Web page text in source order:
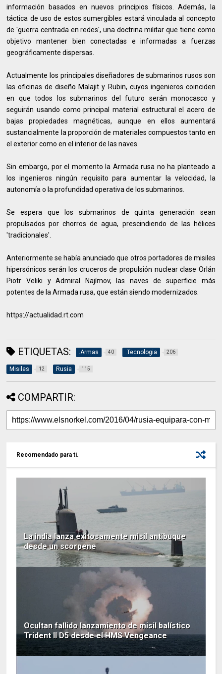
información basados en nuevos principios físicos. Además, la
táctica de uso de estos sumergibles estará vinculada al concepto
de 'guerra centrada en redes', una doctrina militar que tiene como
objetivo mantener bien conectadas e informadas a fuerzas
geográficamente dispersas.
Actualmente los principales diseñadores de submarinos rusos son
las oficinas de diseño Malajit y Rubin, cuyos ingenieros coinciden
en que todos los submarinos del futuro serán monocasco y
seguirán usando como principal material estructural el acero de
bajas propiedades magnéticas, aunque en ellos aumentará
sustancialmente la proporción de materiales compuestos tanto en
el exterior como en el interior de las naves.
Sin embargo, por el momento la Armada rusa no ha planteado a
los ingenieros ningún requisito para aumentar la velocidad, la
autonomía o la profundidad operativa de los submarinos.
Se espera que los submarinos de quinta generación sean
propulsados por chorros de agua, prescindiendo de las hélices
'tradicionales'.
Anteriormente se había anunciado que otros portadores de misiles
hipersónicos serán los cruceros de propulsión nuclear clase Orlán
Piotr Veliki y Admiral Najímov, las naves de superficie más
potentes de la Armada rusa, que están siendo modernizados.
https://actualidad.rt.com
ETIQUETAS: .Armas 40 .Tecnologia 206
Misiles 12 Rusia 115
COMPARTIR:
Recomendado para ti.
La india lanza exitosamente misil antibuque
desde un scorpene
Ocultan fallido lanzamiento de misil balístico
Trident II D5 desde el HMS Vengeance